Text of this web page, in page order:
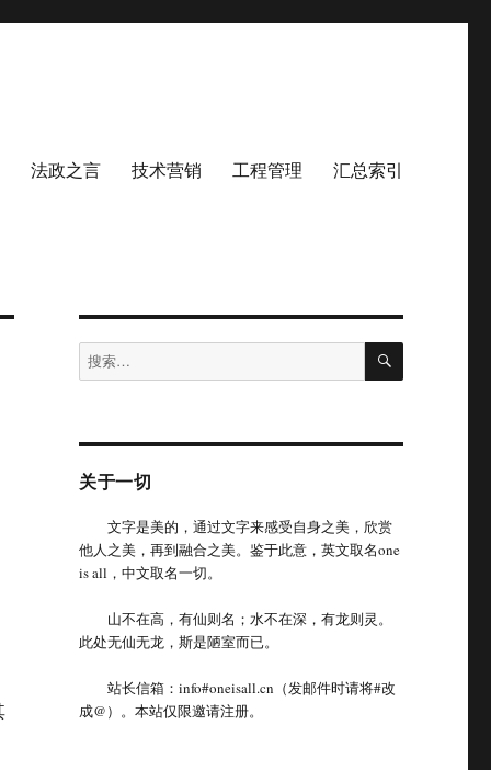
法政之言 技术营销 工程管理 汇总索引
搜
索：
搜
关于一切
文字是美的，通过文字来感受自身之美，欣赏
他人之美，再到融合之美。鉴于此意，英文取名one
is all，中文取名一切。
山不在高，有仙则名；水不在深，有龙则灵。
此处无仙无龙，斯是陋室而已。
站长信箱：info#oneisall.cn（发邮件时请将#改
成@）。本站仅限邀请注册。